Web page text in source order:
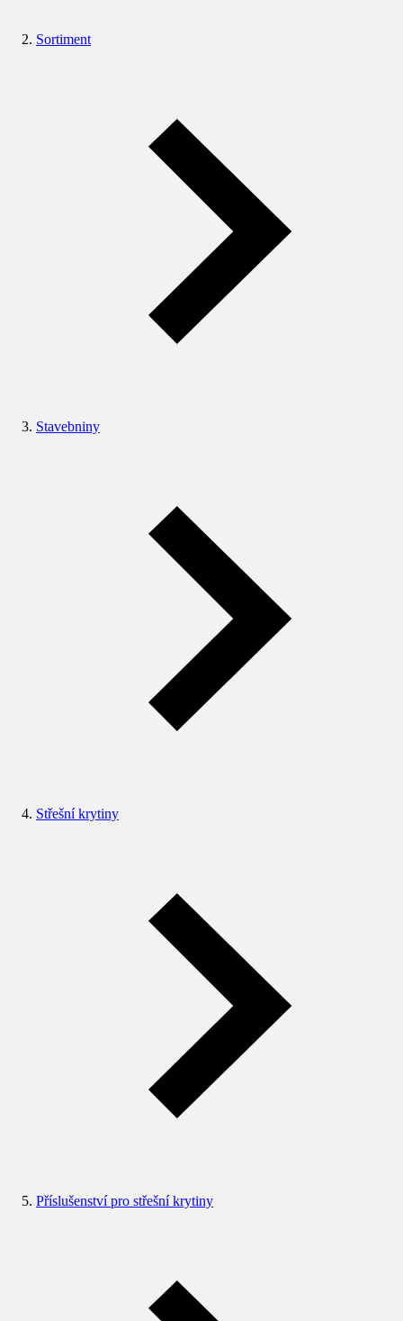
Sortiment
Stavebniny
Střešní krytiny
Příslušenství pro střešní krytiny